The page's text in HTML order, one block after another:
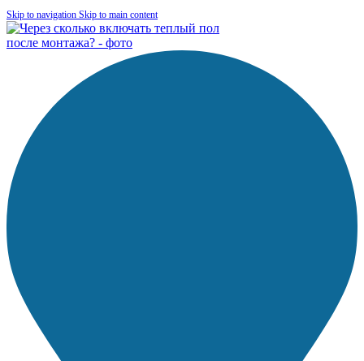
Skip to navigation Skip to main content